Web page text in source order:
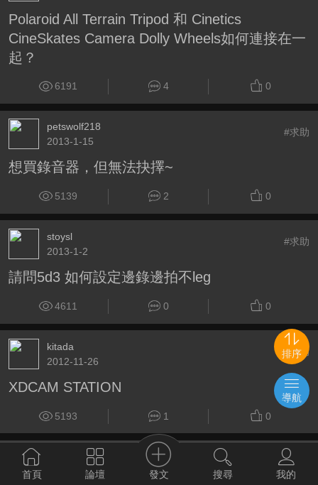
Polaroid All Terrain Tripod 和 Cinetics
CineSkates Camera Dolly Wheels如何連接在一
起？
6191 4 0
petswolf218
2013-1-15
#求助
想買錄音器，但無法抉擇~
5139 2 0
stoysl
2013-1-2
#求助
請問5d3 如何設定邊錄邊拍不leg
4611 0 0
kitada
2012-11-26
#求助
XDCAM STATION
5193 1 0
2011-11-29
#求助
首頁
論壇 發文 搜尋 我的
排序
導航